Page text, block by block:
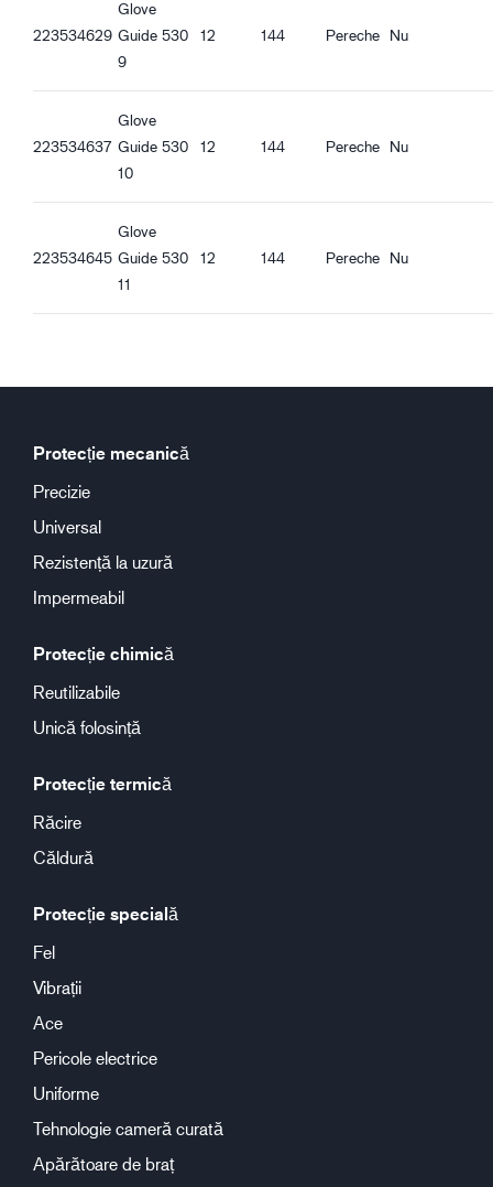
223534629
Glove
Guide 530
9
12 144 Pereche Nu
223534637
Glove
Guide 530
10
12 144 Pereche Nu
223534645
Glove
Guide 530
11
12 144 Pereche Nu
Protecție mecanică
Precizie
Universal
Rezistență la uzură
Impermeabil
Protecție chimică
Reutilizabile
Unică folosință
Protecție termică
Răcire
Căldură
Protecție specială
Fel
Vibrații
Ace
Pericole electrice
Uniforme
Tehnologie cameră curată
Apărătoare de braț